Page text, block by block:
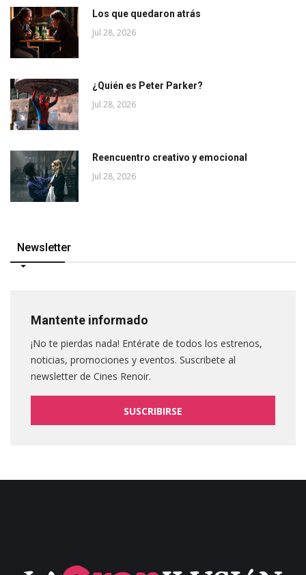
Los que quedaron atrás
Jul 28, 2026
¿Quién es Peter Parker?
Jul 28, 2026
Reencuentro creativo y emocional
Jul 28, 2026
Newsletter
Mantente informado
¡No te pierdas nada! Entérate de todos los estrenos,
noticias, promociones y eventos. Suscribete al
newsletter de Cines Renoir.
SUSCRIBIRSE